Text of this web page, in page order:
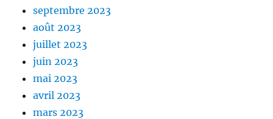
septembre 2023
août 2023
juillet 2023
juin 2023
mai 2023
avril 2023
mars 2023